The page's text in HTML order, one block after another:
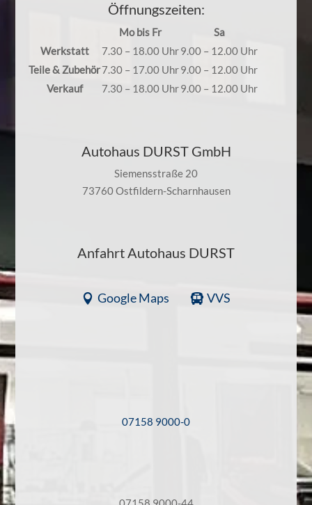
Öffnungszeiten:
Mo bis Fr
Sa
Werkstatt
7.30 – 18.00 Uhr9.00 – 12.00 Uhr
Teile & Zubehör7.30 – 17.00 Uhr9.00 – 12.00 Uhr
Verkauf
7.30 – 18.00 Uhr9.00 – 12.00 Uhr
Autohaus DURST GmbH
Siemensstraße 20
73760 Ostfildern-Scharnhausen
Anfahrt Autohaus DURST
Google Maps VVS
07158 9000-0